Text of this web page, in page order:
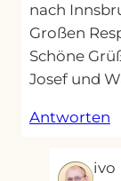
nach
Großen
Schöne
Josef und
Antworten
ivo